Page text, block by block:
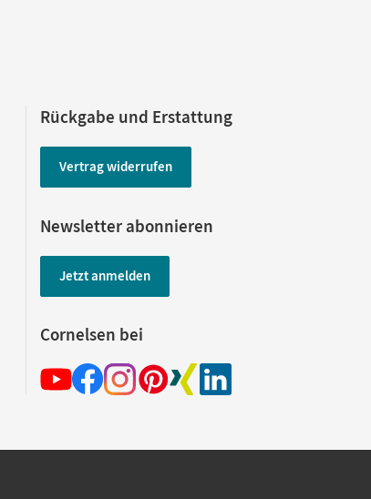
Rückgabe und Erstattung
Vertrag widerrufen
Newsletter abonnieren
Jetzt anmelden
Cornelsen bei